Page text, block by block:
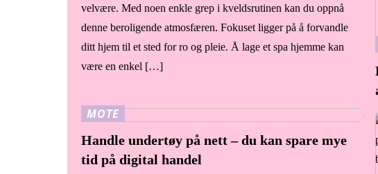
velvære. Med noen enkle grep i kveldsrutinen kan du oppnå
denne beroligende atmosfæren. Fokuset ligger på å forvandle
ditt hjem til et sted for ro og pleie. Å lage et spa hjemme kan
være en enkel […]
MOTE
Handle undertøy på nett – du kan spare mye
tid på digital handel